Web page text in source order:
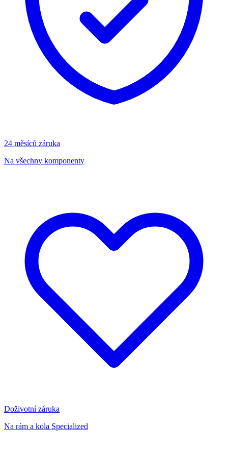
24 měsíců záruka
Na všechny komponenty
Doživotní záruka
Na rám a kola Specialized